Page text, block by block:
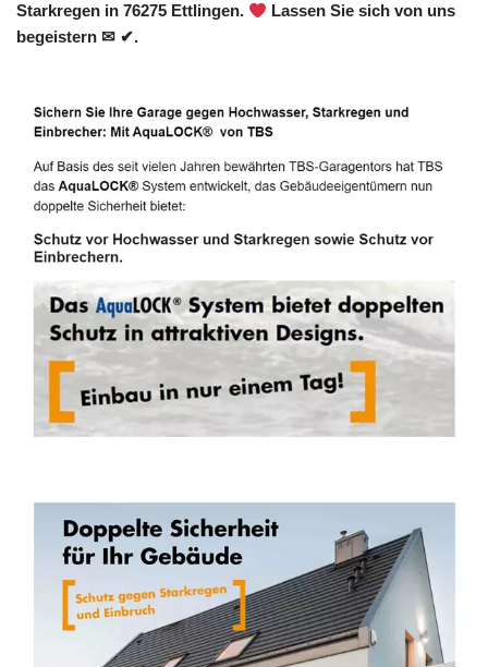
Starkregen in 76275 Ettlingen.
Lassen Sie sich von uns
begeistern ✉ ✔.